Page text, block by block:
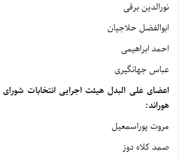
نورالدین برقی
ابوالفضل حلاجیان
احمد ابراهیمی
عباس جهانگیری
اعضای علی البدل هیئت اجرایی انتخابات
هوراند:
مروت پوراسمعیل
صمد کلاه دوز